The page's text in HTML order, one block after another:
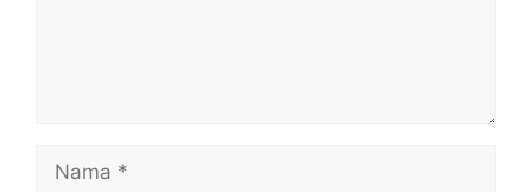
Nama